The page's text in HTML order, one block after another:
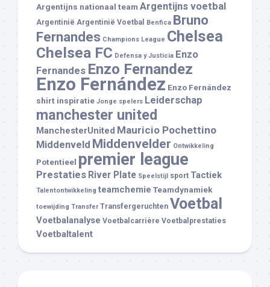
Argentijns nationaal team Argentijns voetbal
Argentinië Argentinië Voetbal Benfica Bruno
Fernandes Champions League Chelsea
Chelsea FC Defensa y Justicia Enzo
Fernandes Enzo Fernandez
Enzo Fernández Enzo Fernández
shirt inspiratie Jonge spelers Leiderschap
manchester united
ManchesterUnited Mauricio Pochettino
Middenveld Middenvelder Ontwikkeling
Potentieel premier league
Prestaties River Plate Speelstijl sport Tactiek
Talentontwikkeling teamchemie Teamdynamiek
toewijding Transfer Transfergeruchten Voetbal
Voetbalanalyse Voetbalcarrière Voetbalprestaties
Voetbaltalent